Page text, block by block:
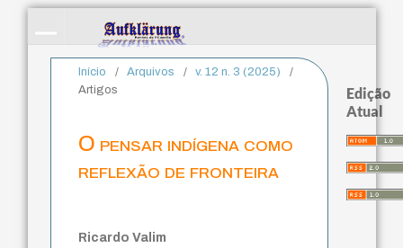
Início / Arquivos / v. 12 n. 3 (2025)
/
Artigos
O pensar indígena como
reflexão de fronteira
Ricardo Valim
Edição
Atual